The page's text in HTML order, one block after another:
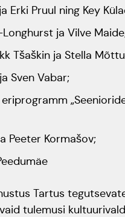
Erki Pruul ning Key
ja Vilve
Tšaškin ja Stella
Sven Vabar;
Peeter Kormašov;
Tartus
tulemusi